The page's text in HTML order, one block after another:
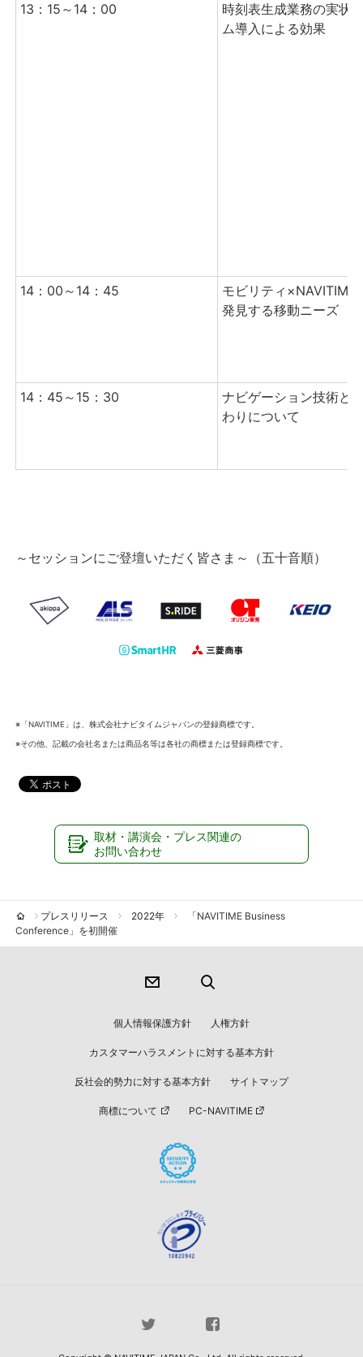
13：15～14：00
時刻表生成業務の実状
ム導入による効果
14：00～ 14 ：45
モビリティ×NAVITIME
発見する移動ニーズ
14：45～ 15 ：30
ナビゲーション技術と
わりについて
～セッションにご登壇いただく皆さま～（五十音順）
※「NAVITIME」は、株式会社ナビタイムジャパンの登録商標です。
※その他、記載の会社名または商品名等は各社の商標または登録商標です。
取材・講演会・プレス関連の
お問い合わせ
プレスリリース 2022年
「NAVITIME Business
Conference」を初開催
個人情報保護方針 人権方針
カスタマーハラスメントに対する基本方針
反社会的勢力に対する基本方針 サイトマップ
商標について PC-NAVITIME